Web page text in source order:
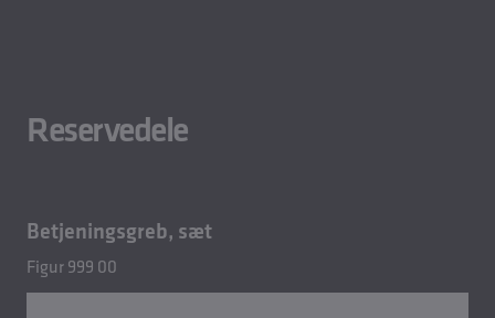
Reservedele
Betjeningsgreb, sæt
Figur 999 00